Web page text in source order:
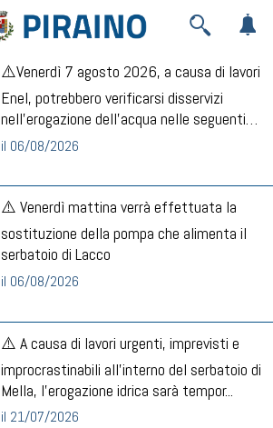
⚠️Venerdì 7 agosto 2026, a causa di lavori
Enel, potrebbero verificarsi disservizi
nell’erogazione dell’acqua nelle seguenti
zon...
il 06/08/2026
⚠️ Venerdì mattina verrà effettuata la
sostituzione della pompa che alimenta il
serbatoio di Lacco
il 06/08/2026
⚠️ A causa di lavori urgenti, imprevisti e
improcrastinabili all’interno del serbatoio di
Mella, l’erogazione idrica sarà tempor...
il 21/07/2026